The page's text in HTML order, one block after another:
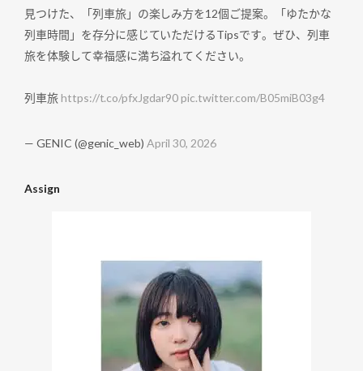
見つけた、「列車旅」の楽しみ方を12個ご提案。「ゆたかな
列車時間」を存分に感じていただけるTipsです。ぜひ、列車
旅を体験して幸福感に満ち溢れてください。
列車旅 https://t.co/pfxJgdar90 pic.twitter.com/B05miB03g4
— GENIC (@genic_web)April 30, 2026
Assign